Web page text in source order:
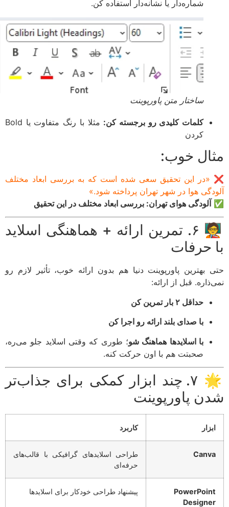
شماره‌دار یا نشانه‌دار استفاده کن.
ساختار متن پاورپوینت
کلمات کلیدی رو برجسته کن:
مثلا با رنگ متفاوت یا Bold
کردن
خوب:
این تحقیق سعی شده است که به بررسی ابعاد مختلف
هوا در شهر تهران پرداخته شود.»
آلودگی هوای تهران: بررسی ابعاد مختلف در این تحقیق
🧑‍🏫 ۶. تمرین ارائه + هماهنگی اسلاید
حرفات
بهترین پاورپوینت دنیا هم بدون ارائه خوب، تأثیر لازم رو
قبل از ارائه:
حداقل ۲ بار تمرین کن
با صدای بلند ارائه رو اجرا کن
با اسلایدها هماهنگ شو؛ طوری که وقتی اسلاید جلو می‌ره،
صحبتت هم با اون حرکت کنه.
🌟 ۷. چند ابزار کمکی برای جذاب‌تر
پاورپوینت
کاربرد
طراحی اسلایدهای گرافیکی با قالب‌های
حرفه‌ای
پیشنهاد طراحی خودکار برای اسلایدها